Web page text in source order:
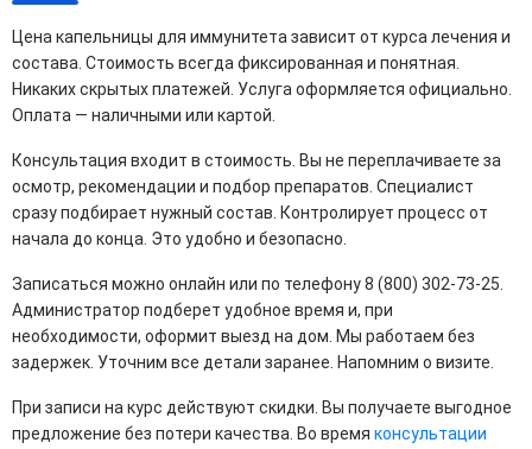
Цена капельницы для иммунитета зависит от курса лечения и
состава. Стоимость всегда фиксированная и понятная.
Никаких скрытых платежей. Услуга оформляется официально.
Оплата — наличными или картой.
Консультация входит в стоимость. Вы не переплачиваете за
осмотр, рекомендации и подбор препаратов. Специалист
сразу подбирает нужный состав. Контролирует процесс от
начала до конца. Это удобно и безопасно.
Записаться можно онлайн или по телефону 8 (800) 302-73-25.
Администратор подберет удобное время и, при
необходимости, оформит выезд на дом. Мы работаем без
задержек. Уточним все детали заранее. Напомним о визите.
При записи на курс действуют скидки. Вы получаете выгодное
предложение без потери качества. Во время консультации